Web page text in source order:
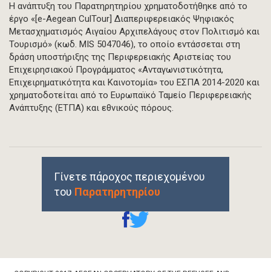
Η ανάπτυξη του Παρατηρητηρίου χρηματοδοτήθηκε από το
έργο «[e-Aegean CulTour] Διαπεριφερειακός Ψηφιακός
Μετασχηματισμός Αιγαίου Αρχιπελάγους στον Πολιτισμό και
Τουρισμό» (κωδ. MIS 5047046), το οποίο εντάσσεται στη
δράση υποστήριξης της Περιφερειακής Αριστείας του
Επιχειρησιακού Προγράμματος «Ανταγωνιστικότητα,
Επιχειρηματικότητα και Καινοτομία» του ΕΣΠΑ 2014-2020 και
χρηματοδοτείται από το Ευρωπαϊκό Ταμείο Περιφερειακής
Ανάπτυξης (ΕΤΠΑ) και εθνικούς πόρους.
Γίνετε πάροχος περιεχομένου
του Παρατηρητηρίου
Footer